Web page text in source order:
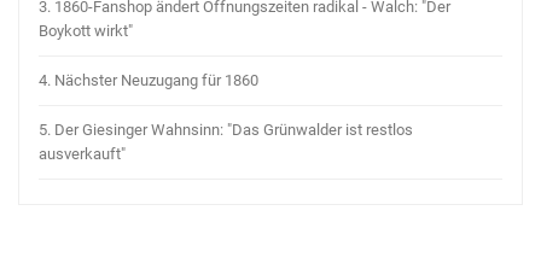
3. 1860-Fanshop ändert Öffnungszeiten radikal - Walch: "Der
Boykott wirkt"
4. Nächster Neuzugang für 1860
5. Der Giesinger Wahnsinn: "Das Grünwalder ist restlos
ausverkauft"